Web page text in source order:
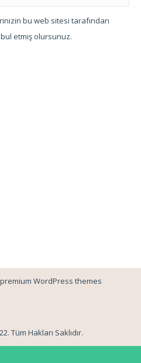
bu web sitesi tarafından
etmiş olursunuz.
premium WordPress themes
Tüm Hakları Saklıdır.